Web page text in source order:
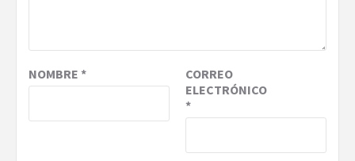
NOMBRE *
CORREO
ELECTRÓNICO
*